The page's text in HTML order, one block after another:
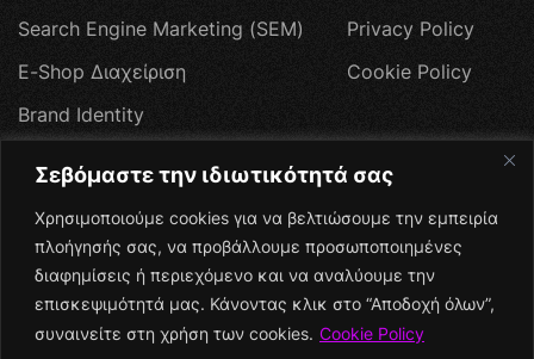
Σεβόμαστε την ιδιωτικότητά σας
Χρησιμοποιούμε cookies για να βελτιώσουμε την εμπειρία
πλοήγησής σας, να προβάλλουμε προσωποποιημένες
διαφημίσεις ή περιεχόμενο και να αναλύουμε την
επισκεψιμότητά μας. Κάνοντας κλικ στο “Αποδοχή όλων”,
συναινείτε στη χρήση των cookies. Cookie Policy
Search Engine Marketing (SEM)
E-Shop Διαχείριση
Brand Identity
Privacy Policy
Cookie Policy
Social Media